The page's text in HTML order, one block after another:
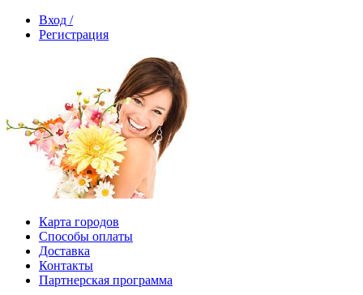
Вход /
Регистрация
Карта городов
Способы оплаты
Доставка
Контакты
Партнерская программа